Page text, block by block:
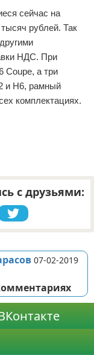
сейчас на
рублей. Так
НДС. При
Coupe, а три
и Н6, рамный
комплектациях.
с друзьями:
07-02-2019